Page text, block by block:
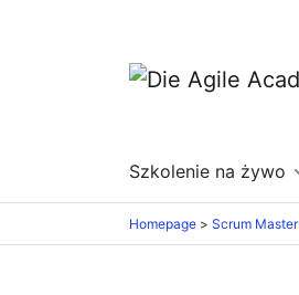
Szkolenie na żywo
Homepage Scrum Master